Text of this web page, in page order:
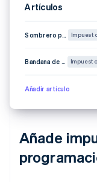
Artículos
Sombrero panamá
Bandana de seda a rayas
Añadir artículo
Añade